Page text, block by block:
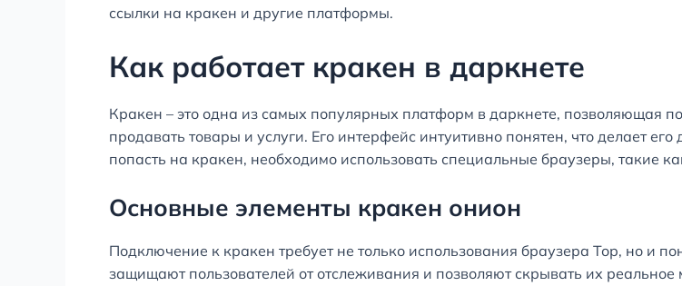
ссылки на кракен и другие платформы.
Как работает кракен в даркнете
Кракен – это одна из самых популярных платформ в даркнете, позволяющая
продавать товары и услуги. Его интерфейс интуитивно понятен, что делает
попасть на кракен, необходимо использовать специальные браузеры, такие
Основные элементы кракен онион
Подключение к кракен требует не только использования браузера Тор, но и
защищают пользователей от отслеживания и позволяют скрывать их